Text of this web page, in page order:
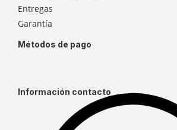
Entregas
Garantía
Métodos de pago
Información contacto